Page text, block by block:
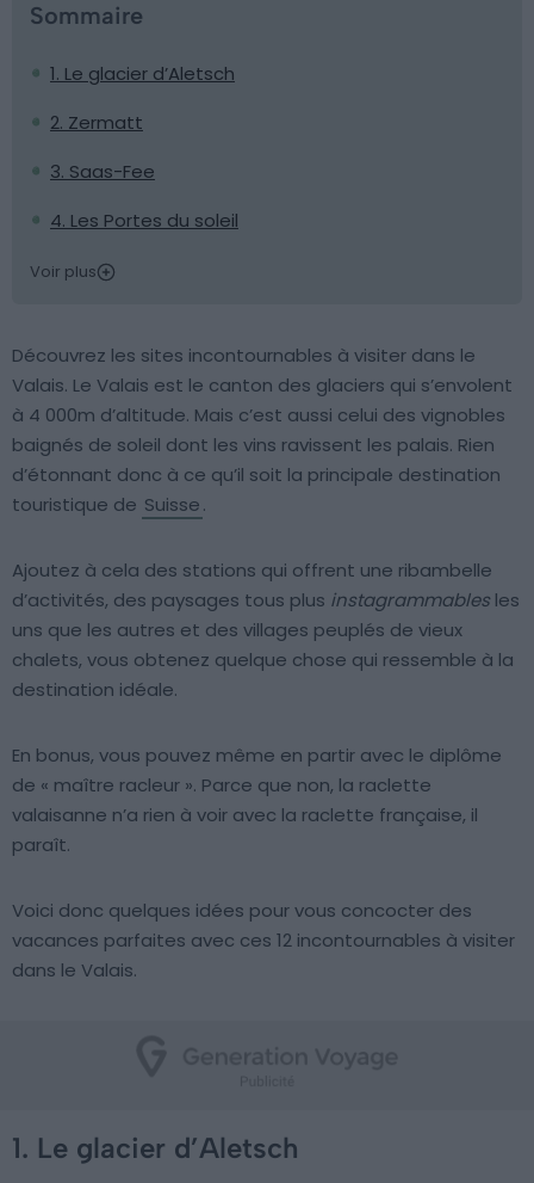
Sommaire
1. Le glacier d’Aletsch
2. Zermatt
3. Saas-Fee
4. Les Portes du soleil
Voir plus
Découvrez les sites incontournables à visiter dans le
Valais. Le Valais est le canton des glaciers qui s’envolent
à 4 000m d’altitude. Mais c’est aussi celui des vignobles
baignés de soleil dont les vins ravissent les palais. Rien
d’étonnant donc à ce qu’il soit la principale destination
touristique de Suisse.
Ajoutez à cela des stations qui offrent une ribambelle
d’activités, des paysages tous plus instagrammables les
uns que les autres et des villages peuplés de vieux
chalets, vous obtenez quelque chose qui ressemble à la
destination idéale.
En bonus, vous pouvez même en partir avec le diplôme
de « maître racleur ». Parce que non, la raclette
valaisanne n’a rien à voir avec la raclette française, il
paraît.
Voici donc quelques idées pour vous concocter des
vacances parfaites avec ces 12 incontournables à visiter
dans le Valais.
1. Le glacier d’Aletsch